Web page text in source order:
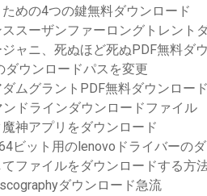
めの4つの鍵無料ダウンロード
スーザンファーロングトレント
ャニ、死ぬほど死ぬPDF無料ダ
ダウンロードパスを変更
ムグラントPDF無料ダウンロード
ドラインダウンロードファイル
神アプリをダウンロード
ビット用のlenovoドライバーの
ファイルをダウンロードする方
ダウンロード急流